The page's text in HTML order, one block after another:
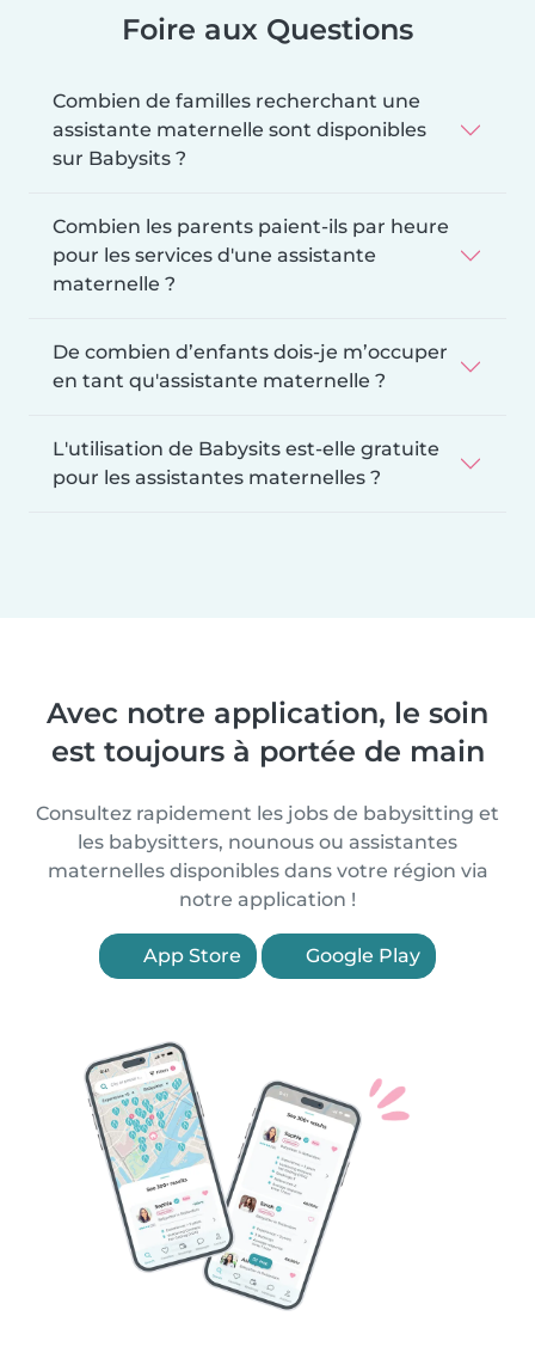
Foire aux Questions
Combien de familles recherchant une
assistante maternelle sont disponibles
sur Babysits ?
Combien les parents paient-ils par heure
pour les services d'une assistante
maternelle ?
De combien d’enfants dois-je m’occuper
en tant qu'assistante maternelle ?
L'utilisation de Babysits est-elle gratuite
pour les assistantes maternelles ?
Avec notre application, le soin
est toujours à portée de main
Consultez rapidement les jobs de babysitting et
les babysitters, nounous ou assistantes
maternelles disponibles dans votre région via
notre application !
App Store Google Play